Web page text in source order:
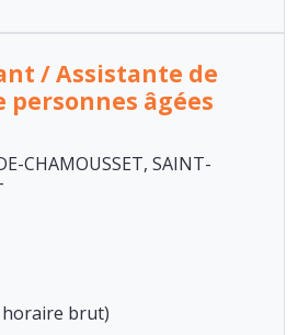
/ Assistante de
personnes âgées
CHAMOUSSET, SAINT-
horaire brut)